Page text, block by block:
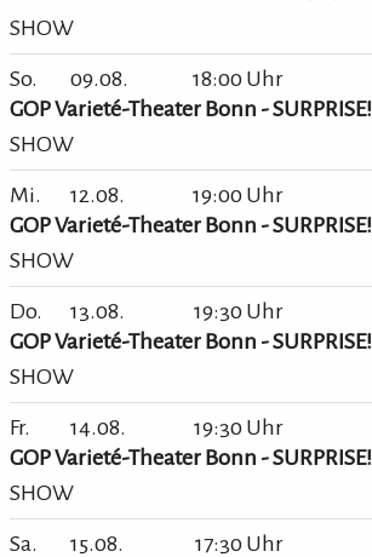
SHOW
So. 09.08.
18:00 Uhr
GOP Varieté-Theater Bonn - SURPRISE!
SHOW
Mi. 12.08.
19:00 Uhr
GOP Varieté-Theater Bonn - SURPRISE!
SHOW
Do. 13.08.
19:30 Uhr
GOP Varieté-Theater Bonn - SURPRISE!
SHOW
Fr. 14.08.
19:30 Uhr
GOP Varieté-Theater Bonn - SURPRISE!
SHOW
Sa. 15.08.
17:30 Uhr